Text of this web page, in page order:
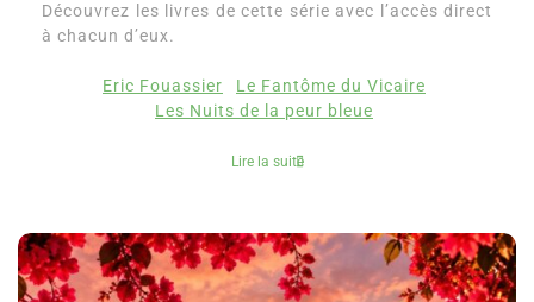
Découvrez les livres de cette série avec l’accès direct
à chacun d’eux.
Eric Fouassier
Le Fantôme du Vicaire
Les Nuits de la peur bleue
Lire la suite